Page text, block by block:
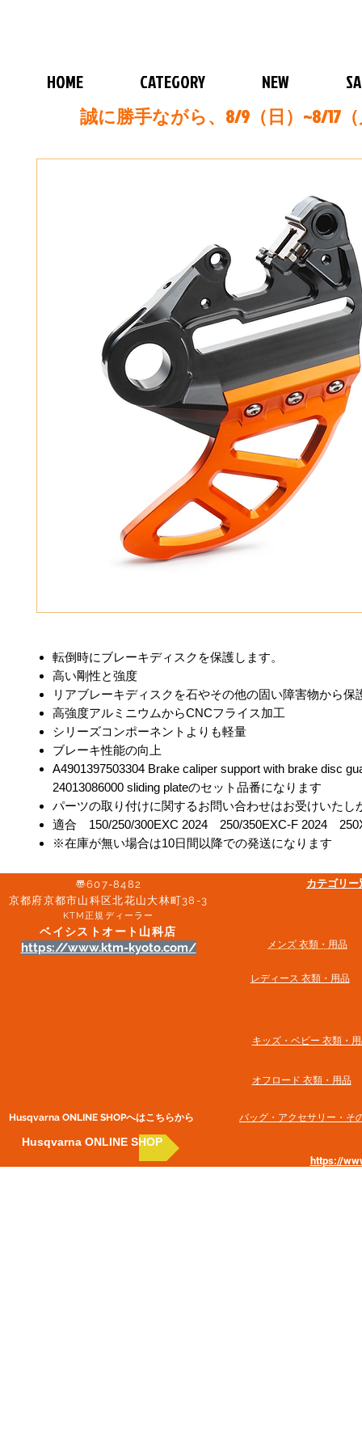
HOME CATEGORY NEW
誠に勝手ながら、8/9（日）~8/17
転倒時にブレーキディスクを保護します。
高い剛性と強度
リアブレーキディスクを石やその他の固い障害物から保
高強度アルミニウムからCNCフライス加工
シリーズコンポーネントよりも軽量
ブレーキ性能の向上
A4901397503304 Brake caliper support with brake disc
24013086000 sliding plateのセット品番になります
パーツの取り付けに関するお問い合わせはお受けいたし
適合 150/250/300EXC 2024 250/350EXC-F 2024
※在庫が無い場合は10日間以降での発送になります
〠607-8482
京都府京都市山科区北花山大林町38-3​
KTM正規ディーラー
ベイシストオート山科店
https://www.ktm-kyoto.com/
Husqvarna ONLINE SHOP​へはこちらから
Husqvarna ONLINE SHOP
カテゴリ
メンズ 衣類・用品
​レディース 衣類・用品
キッズ・ベビー 衣類・
オフロード 衣類・用品
バッグ・アクセサリー・そ
https://